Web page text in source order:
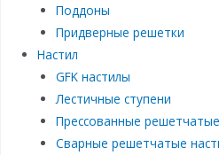
Поддоны
Придверные решетки
Настил
GFK настилы
Лестичные ступени
Прессованные
Сварные решетчатые